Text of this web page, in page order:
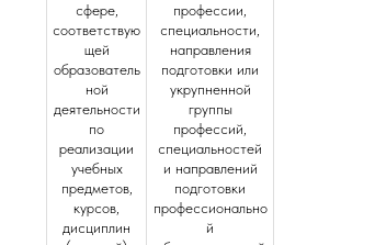
сфере,
соответствую
щей
образователь
ной
деятельности
по
реализации
учебных
предметов,
курсов,
дисциплин
профессии,
специальности,
направления
подготовки или
укрупненной
группы
профессий,
специальностей
и направлений
подготовки
профессионально
й